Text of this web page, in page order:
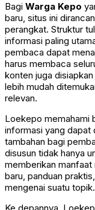
Bagi Warga Kepo
baru, situs ini
perangkat. Struktur
informasi paling
pembaca dapat
harus membaca
konten juga
lebih mudah
relevan.
Loekepo memahami
informasi yang dapat
tambahan bagi
disusun tidak hanya
memberikan manfaat
baru, panduan
mengenai suatu topik.